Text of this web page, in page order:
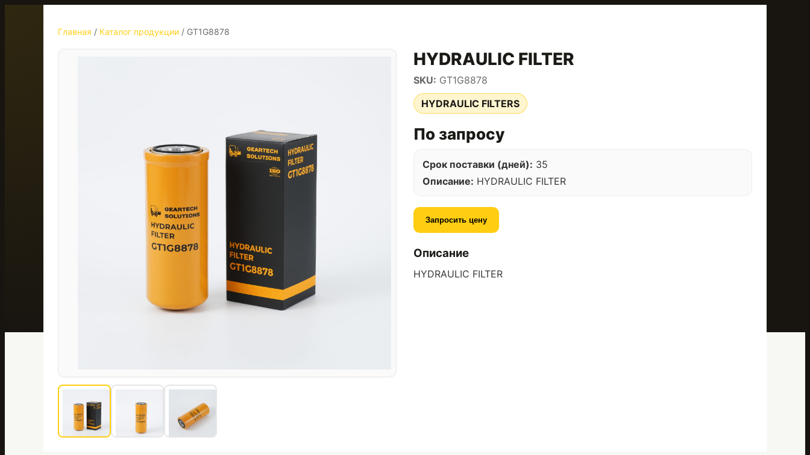
Главная / Каталог продукции / GT1G8878
HYDRAULIC FILTER
SKU: GT1G8878
HYDRAULIC FILTERS
По запросу
Срок поставки (дней): 35
Описание: HYDRAULIC FILTER
Запросить цену
Описание
HYDRAULIC FILTER